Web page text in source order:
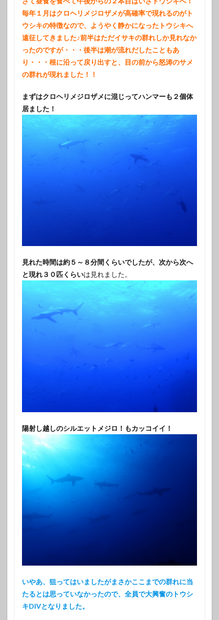
毎年１月はクロヘリメジロザメが高確率で現れるのがト
ウシキの特徴なので、ようやく静かになったトウシキへ
遠征してきました♪前半はただイサキの群れしか見れなか
ったのですが・・・後半は潮が流れだしたこともあ
り・・・根に沿って戻り出すと、目の前から怒涛のサメ
の群れが現れました！！
まずはクロヘリメジロザメに混じってハンマーも２個体
居ました！
見れた時間は約５～８分間くらいでしたが、次から次へ
と現れ３０匹くらいは見れました。
陽射し越しのシルエットメジロ！もカッコイイ！
いやあ、狙ってはいましたがまさかここまでの群れに当
たるとは思っていなかったので、全員で大興奮のトウシ
キDIVとなりました。